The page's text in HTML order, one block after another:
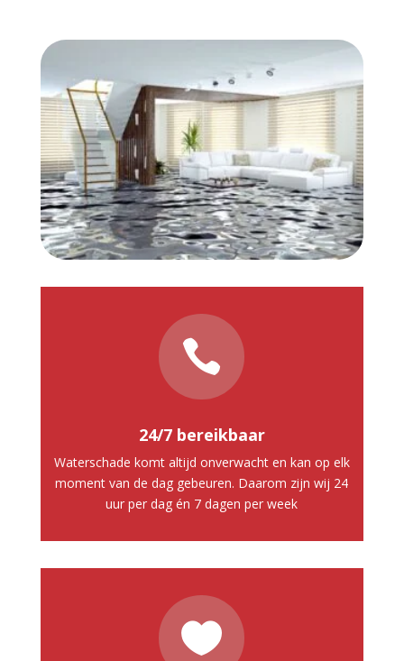

24/7 bereikbaar
Waterschade komt altijd onverwacht en kan op elk
moment van de dag gebeuren. Daarom zijn wij 24
uur per dag én 7 dagen per week
